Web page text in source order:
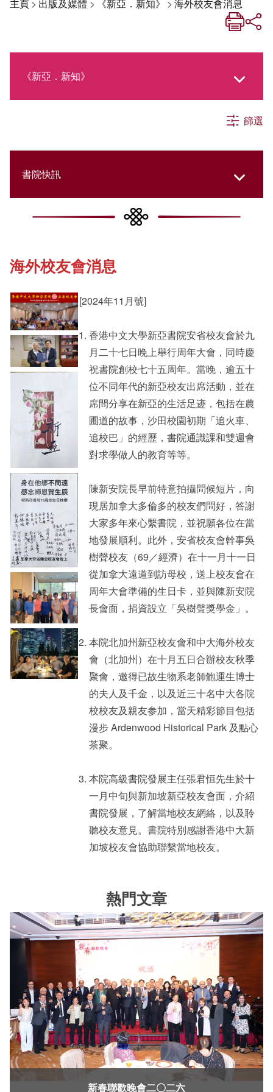
主頁> 出版及媒體 > 《新亞．新知》 > 海外校友會消息
《新亞．新知》
社交媒體專欄
《新亞簡訊》
《新亞書院概覽》
其他書院出版
新亞影集
影片庫
篩選
書院快訊
Cultural Topics
Student Development
Staff Engagement
Alumni Connections
海外校友會消息
[2024年11月號]
香港中文大學新亞書院安省校友會於九
月二十七日晚上舉行周年大會，同時慶
祝書院創校七十五周年。當晚，逾五十
位不同年代的新亞校友出席活動，並在
席間分享在新亞的生活足迹，包括在農
圃道的故事，沙田校園初期「追火車、
追校巴」的經歷，書院通識課和雙週會
對求學做人的教育等等。
陳新安院長早前特意拍攝問候短片，向
現居加拿大多倫多的校友們問好，答謝
大家多年來心繫書院，並祝願各位在當
地發展順利。此外，安省校友會幹事吳
樹聲校友（69／經濟）在十一月十一日
從加拿大遠道到訪母校，送上校友會在
周年大會準備的生日卡，並與陳新安院
長會面，捐資設立「吳樹聲獎學金」。
本院北加州新亞校友會和中大海外校友
會（北加州）在十月五日合辦校友秋季
聚會，邀得已故生物系老師鮑運生博士
的夫人及千金，以及近三十名中大各院
校校友及親友参加，當天精彩節目包括
漫步 Ardenwood Historical Park 及點心
茶聚。
本院高級書院發展主任張君恒先生於十
一月中旬與新加坡新亞校友會面，介紹
書院發展，了解當地校友網絡，以及聆
聽校友意見。書院特別感謝香港中大新
加坡校友會協助聯繫當地校友。
熱門文章
新春聯歡晚會二〇二六